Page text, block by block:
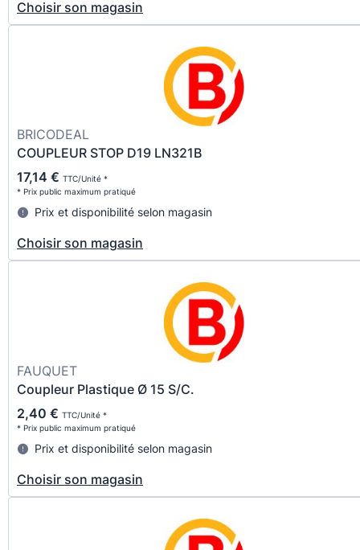
Choisir son magasin
BRICODEAL
COUPLEUR STOP D19 LN321B
17,14 € TTC/Unité *
* Prix public maximum pratiqué
Prix et disponibilité selon magasin
Choisir son magasin
FAUQUET
Coupleur Plastique Ø 15 S/C.
2,40 € TTC/Unité *
* Prix public maximum pratiqué
Prix et disponibilité selon magasin
Choisir son magasin